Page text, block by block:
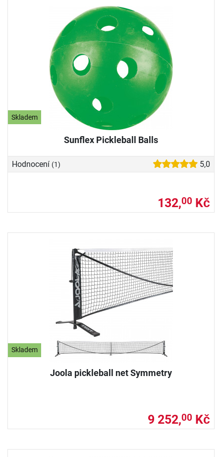
Skladem
Sunflex Pickleball Balls
Hodnocení (1) 5,0
132,00 Kč
Skladem
Joola pickleball net Symmetry
9 252,00 Kč